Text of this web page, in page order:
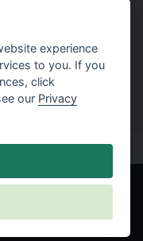
how
experience
to you. If you
click
our Privacy